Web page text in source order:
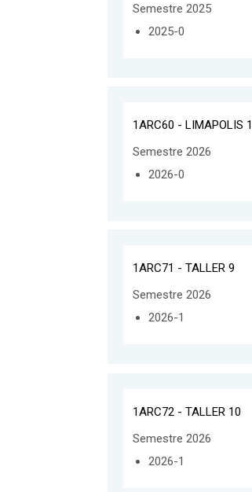
Semestre 2025
2025-0
1ARC60 - LIMAPOLIS 1
Semestre 2026
2026-0
1ARC71 - TALLER 9
Semestre 2026
2026-1
1ARC72 - TALLER 10
Semestre 2026
2026-1